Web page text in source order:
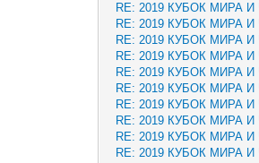
RE: 2019 КУБОК МИРА
RE: 2019 КУБОК МИРА
RE: 2019 КУБОК МИРА
RE: 2019 КУБОК МИРА
RE: 2019 КУБОК МИРА
RE: 2019 КУБОК МИРА
RE: 2019 КУБОК МИРА
RE: 2019 КУБОК МИРА
RE: 2019 КУБОК МИРА
RE: 2019 КУБОК МИРА